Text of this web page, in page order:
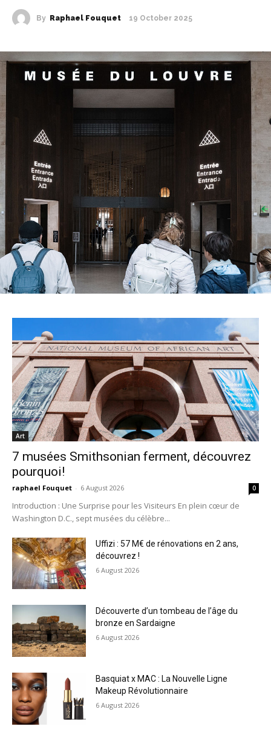
By Raphael Fouquet 19 October 2025
Art
7 musées Smithsonian ferment, découvrez
pourquoi!
raphael Fouquet - 6 August 2026 0
Introduction : Une Surprise pour les Visiteurs En plein cœur de
Washington D.C., sept musées du célèbre...
Uffizi : 57 M€ de rénovations en 2 ans,
découvrez !
6 August 2026
Découverte d’un tombeau de l’âge du
bronze en Sardaigne
6 August 2026
Basquiat x MAC : La Nouvelle Ligne
Makeup Révolutionnaire
6 August 2026